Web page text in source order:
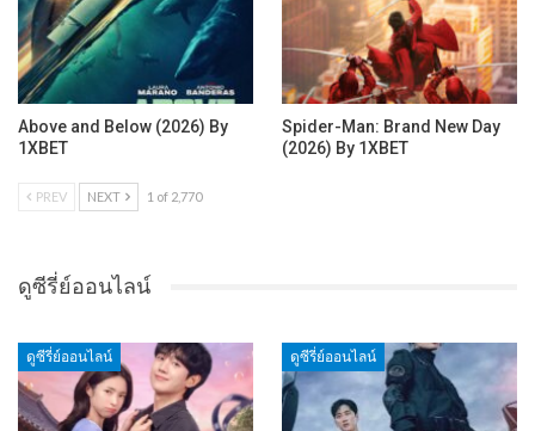
Above and Below (2026) By
1XBET
Spider-Man: Brand New Day
(2026) By 1XBET
PREV NEXT 1 of 2,770
ดูซีรี่ย์ออนไลน์
ดูซีรี่ย์ออนไลน์ ดูซีรี่ย์ออนไลน์